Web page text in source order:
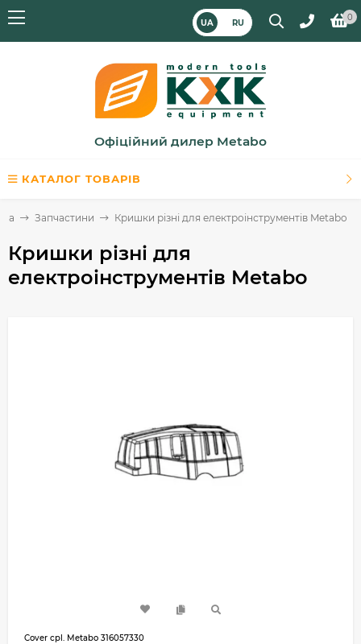
UA RU
0
Офіційний дилер Metabo
КАТАЛОГ ТОВАРІВ
Запчастини Кришки різні для електроінструментів Metabo
Кришки різні для
електроінструментів Metabo
Cover cpl. Metabo 316057330